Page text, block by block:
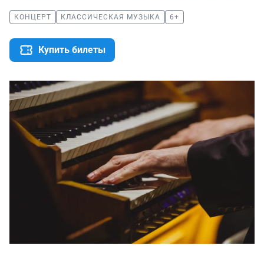
КОНЦЕРТ КЛАССИЧЕСКАЯ МУЗЫКА 6+
Купить билеты